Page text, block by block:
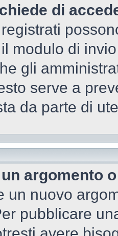
di
modulo di
gli
serve a
da parte di
argomento
un nuovo
pubblicare